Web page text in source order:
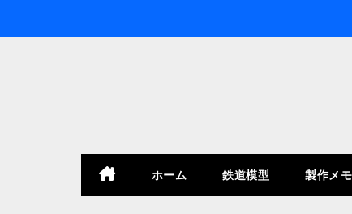
容
ホーム 鉄道模型 製作メモ